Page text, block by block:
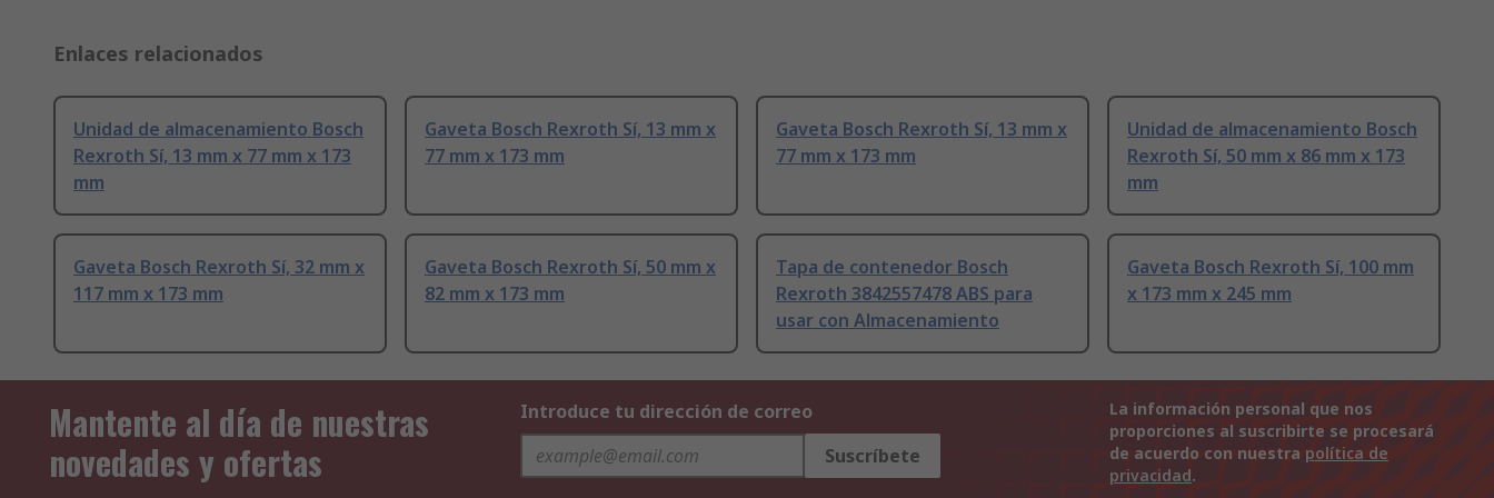
Enlaces relacionados
Unidad de almacenamiento Bosch
Rexroth Sí, 13 mm x 77 mm x 173
mm
Gaveta Bosch Rexroth Sí, 13 mm x
77 mm x 173 mm
Gaveta Bosch Rexroth Sí, 13 mm x
77 mm x 173 mm
Unidad de almacenamiento Bosch
Rexroth Sí, 50 mm x 86 mm x 173
mm
Gaveta Bosch Rexroth Sí, 32 mm x
117 mm x 173 mm
Gaveta Bosch Rexroth Sí, 50 mm x
82 mm x 173 mm
Tapa de contenedor Bosch
Rexroth 3842557478 ABS para
usar con Almacenamiento
Gaveta Bosch Rexroth Sí, 100 mm
x 173 mm x 245 mm
Mantente al día de nuestras
novedades y ofertas
Introduce tu dirección de correo
Suscríbete
La información personal que nos
proporciones al suscribirte se procesará
de acuerdo con nuestra política de
privacidad.